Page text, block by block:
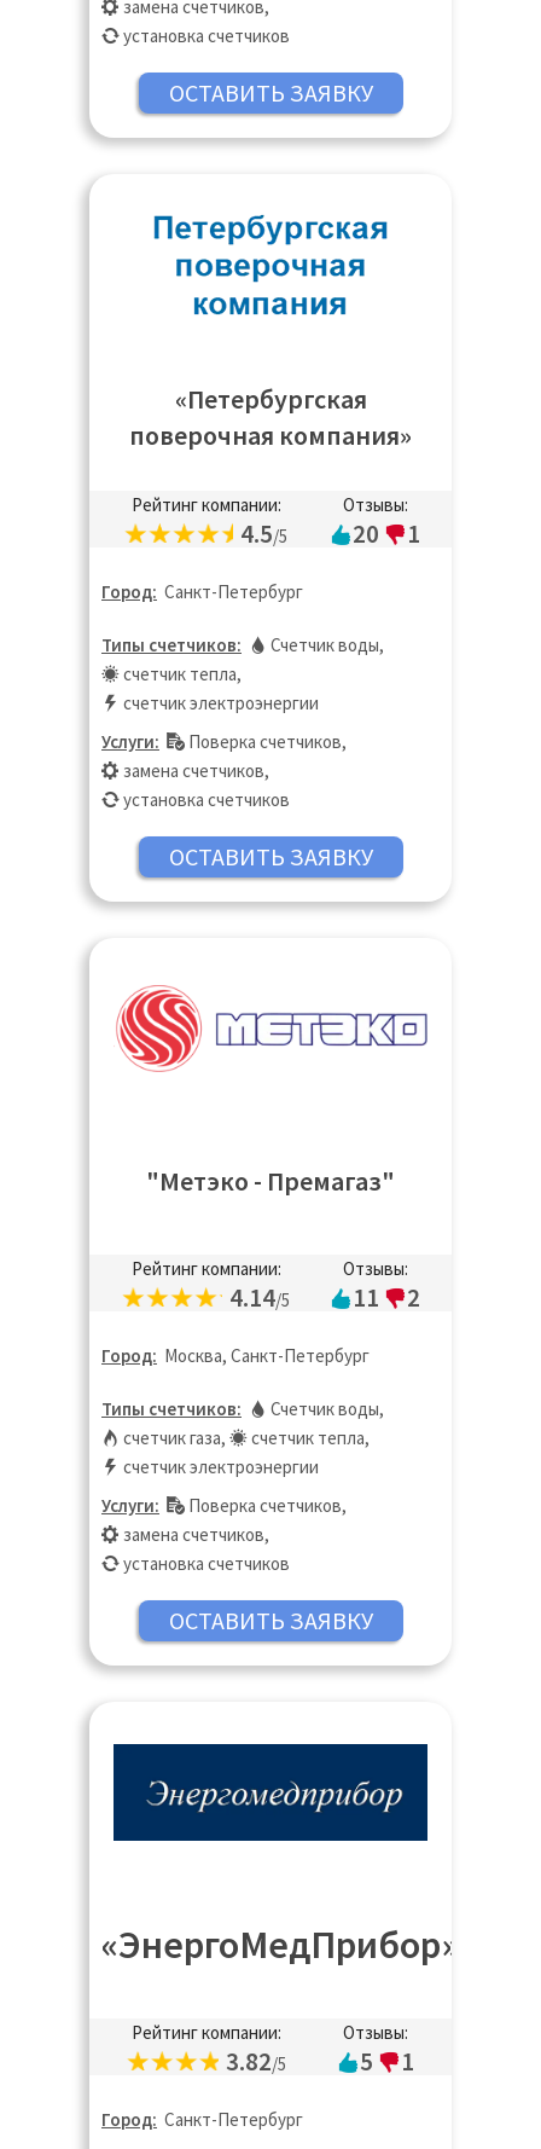
замена счетчиков,
установка счетчиков
«Петербургская
поверочная компания»
Рейтинг компании:
4.5/5
Отзывы:
20 1
Город: Санкт-Петербург
Типы счетчиков: Счетчик воды,
счетчик тепла,
счетчик электроэнергии
Услуги:
Поверка счетчиков,
замена счетчиков,
установка счетчиков
"Метэко - Премагаз"
Рейтинг компании:
4.14/5
Отзывы:
11 2
Город: Москва, Санкт-Петербург
Типы счетчиков: Счетчик воды,
счетчик газа, счетчик тепла,
счетчик электроэнергии
Услуги:
Поверка счетчиков,
замена счетчиков,
установка счетчиков
«ЭнергоМедПрибор»
Рейтинг компании:
3.82/5
Отзывы:
5 1
Город: Санкт-Петербург